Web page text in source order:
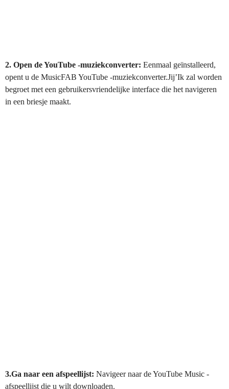
2. Open de YouTube -muziekconverter: Eenmaal geïnstalleerd,
opent u de MusicFAB YouTube -muziekconverter.Jij’Ik zal worden
begroet met een gebruikersvriendelijke interface die het navigeren
in een briesje maakt.
3.Ga naar een afspeellijst: Navigeer naar de YouTube Music -
afspeellijst die u wilt downloaden.